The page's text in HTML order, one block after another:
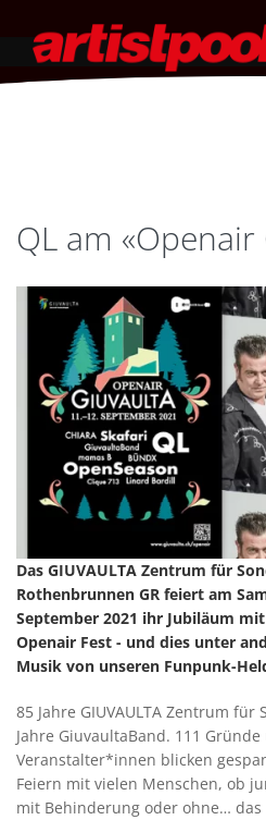
QL am «Openair
Das GIUVAULTA Zentrum für
Rothenbrunnen GR feiert am
September 2021 ihr Jubiläum
Openair Fest - und dies unter
Musik von unseren Funpunk-
85 Jahre GIUVAULTA Zentrum
Jahre GiuvaultaBand. 111
Veranstalter*innen blicken
Feiern mit vielen Menschen, ob
mit Behinderung oder ohne… das